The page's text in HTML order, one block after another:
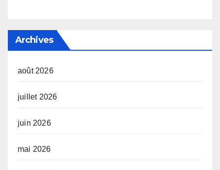
Archives
août 2026
juillet 2026
juin 2026
mai 2026